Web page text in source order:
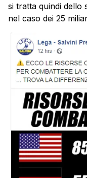
si tratta quindi dello
nel caso dei 25